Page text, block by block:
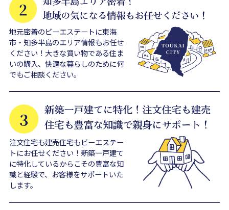
地元密着のビーエステートに東海
市・知多半島のエリア情報もお任せ
ください！大きな買い物である住ま
いの購入、快適な暮らしのために何
でもご相談ください。
注文住宅も建売住宅もビーエステー
トにお任せください！新築一戸建て
に特化しているからこその豊富な知
識と経験で、お客様をサポートいた
します。